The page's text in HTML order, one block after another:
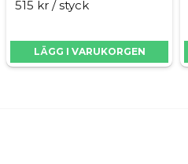
515 kr / styck
LÄGG I VARUKORGEN